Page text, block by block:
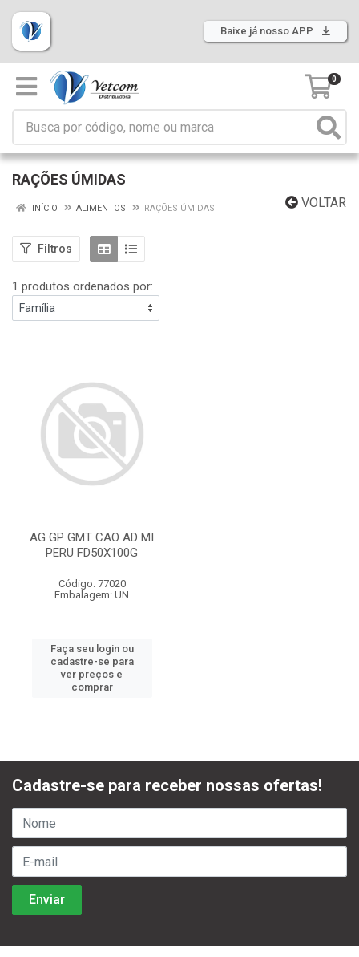
Baixe já nosso APP
0
RAÇÕES ÚMIDAS
VOLTAR
INÍCIO ALIMENTOS RAÇÕES ÚMIDAS
Filtros
1 produtos ordenados por:
AG GP GMT CAO AD MI
PERU FD50X100G
Código: 77020
Embalagem: UN
Faça seu login ou
cadastre-se para
ver preços e
comprar
Cadastre-se para receber nossas ofertas!